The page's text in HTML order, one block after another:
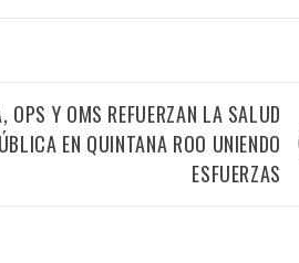
OPS Y OMS REFUERZAN LA SALUD
EN QUINTANA ROO UNIENDO
ESFUERZAS